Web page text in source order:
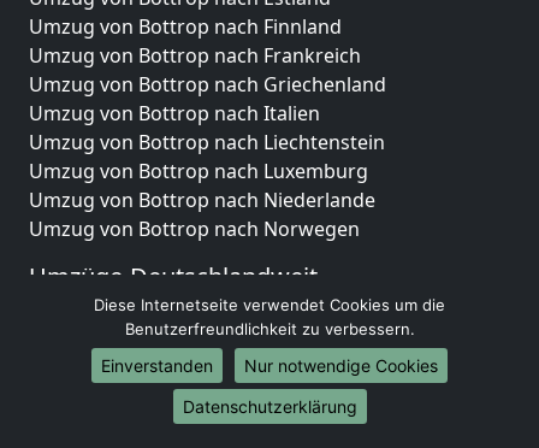
Umzug von Bottrop nach Finnland
Umzug von Bottrop nach Frankreich
Umzug von Bottrop nach Griechenland
Umzug von Bottrop nach Italien
Umzug von Bottrop nach Liechtenstein
Umzug von Bottrop nach Luxemburg
Umzug von Bottrop nach Niederlande
Umzug von Bottrop nach Norwegen
Umzüge-Deutschlandweit
Umzug von Bottrop nach Berlin
Umzug von Bottrop nach Hamburg
Umzug von Bottrop nach München
Umzug von Bottrop nach Köln
Umzug von Bottrop nach Frankfurt am Main
Diese Internetseite verwendet Cookies um die
Benutzerfreundlichkeit zu verbessern.
Einverstanden
Nur notwendige Cookies
Datenschutzerklärung